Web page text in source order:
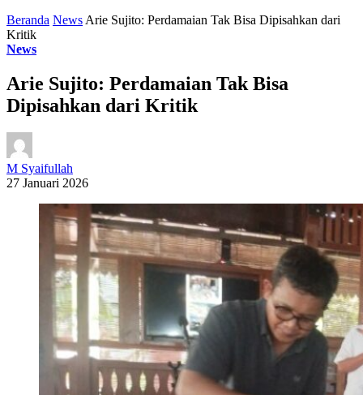
Beranda News Arie Sujito: Perdamaian Tak Bisa Dipisahkan dari
Kritik
News
Arie Sujito: Perdamaian Tak Bisa
Dipisahkan dari Kritik
M Syaifullah
27 Januari 2026